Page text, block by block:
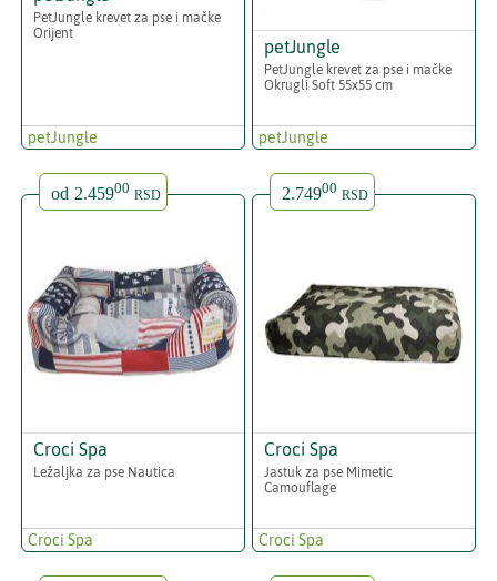
PetJungle krevet za pse i mačke
Orijent
petJungle
petJungle
PetJungle krevet za pse i mačke
Okrugli Soft 55x55 cm
petJungle
od 2.45900 RSD
Croci Spa
Ležaljka za pse Nautica
Croci Spa
2.74900 RSD
Croci Spa
Jastuk za pse Mimetic
Camouflage
Croci Spa